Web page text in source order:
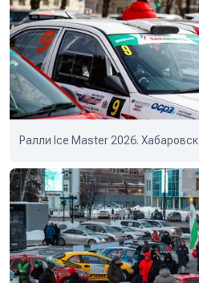
Ралли Ice Master 2026. Хабаровск